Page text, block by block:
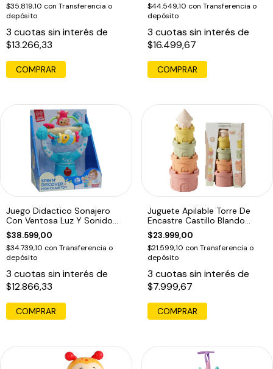
$35.819,10 con Transferencia o
depósito
3 cuotas sin interés de
$13.266,33
$44.549,10 con Transferencia o
depósito
3 cuotas sin interés de
$16.499,67
Juego Didactico Sonajero
Con Ventosa Luz Y Sonido
Azul
$38.599,00
$34.739,10 con Transferencia o
depósito
3 cuotas sin interés de
$12.866,33
Juguete Apilable Torre De
Encastre Castillo Blando
Bebés Multicolor
$23.999,00
$21.599,10 con Transferencia o
depósito
3 cuotas sin interés de
$7.999,67